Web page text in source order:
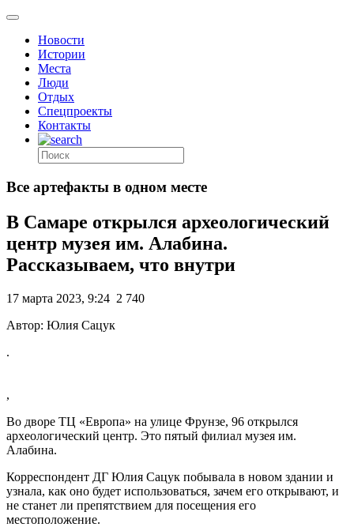
Новости
Истории
Места
Люди
Отдых
Спецпроекты
Контакты
Все артефакты в одном месте
В Самаре открылся археологический
центр музея им. Алабина.
Рассказываем, что внутри
17 марта 2023, 9:24 2 740
Автор: Юлия Сацук
.
,
Во дворе ТЦ «Европа» на улице Фрунзе, 96 открылся
археологический центр. Это пятый филиал музея им.
Алабина.
Корреспондент ДГ Юлия Сацук побывала в новом здании и
узнала, как оно будет использоваться, зачем его открывают, и
не станет ли препятствием для посещения его
местоположение.